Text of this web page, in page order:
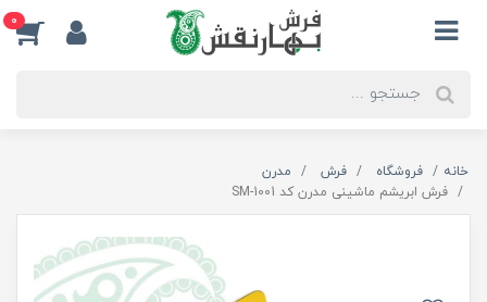
0
خانه فروشگاه فرش
مدرن
فرش ابریشم ماشینی مدرن کد SM-1001